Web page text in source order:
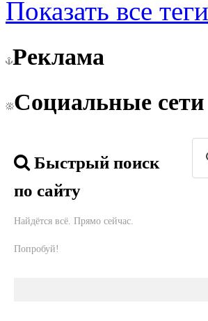
Показать все теги
Реклама
Социальные сети
Быстрый поиск
по сайту
Найдётся всё. Прямо сейчас.
Попробуй!